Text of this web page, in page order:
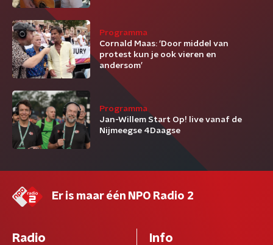
Programma
Cornald Maas: ‘Door middel van
protest kun je ook vieren en
andersom’
Programma
Jan-Willem Start Op! live vanaf de
Nijmeegse 4Daagse
Er is maar één NPO Radio 2
Radio Info